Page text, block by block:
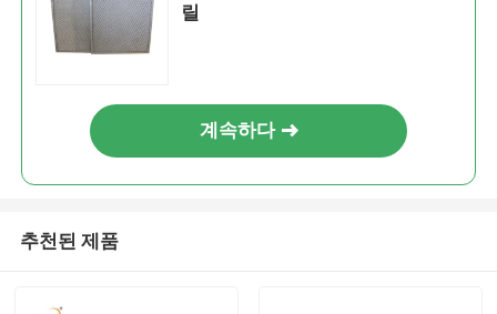
릴
계속하다
추천된 제품